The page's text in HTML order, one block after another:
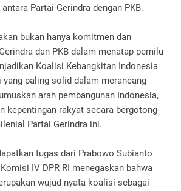
Partai Gerindra dengan PKB.
bukan hanya komitmen dan
dan PKB dalam menatap pemilu
Koalisi Kebangkitan Indonesia
yang paling solid dalam merancang
arah pembangunan Indonesia,
kepentingan rakyat secara bergotong-
Partai Gerindra ini.
tugas dari Prabowo Subianto
IV DPR RI menegaskan bahwa
wujud nyata koalisi sebagai